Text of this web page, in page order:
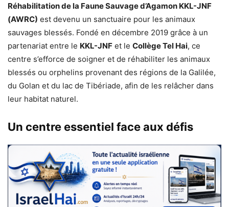
Réhabilitation de la Faune Sauvage d’Agamon KKL-JNF
(AWRC) est devenu un sanctuaire pour les animaux
sauvages blessés. Fondé en décembre 2019 grâce à un
partenariat entre le KKL-JNF et le Collège Tel Hai, ce
centre s’efforce de soigner et de réhabiliter les animaux
blessés ou orphelins provenant des régions de la Galilée,
du Golan et du lac de Tibériade, afin de les relâcher dans
leur habitat naturel.
Un centre essentiel face aux défis